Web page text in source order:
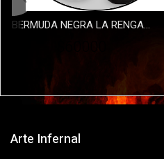
BERMUDA NEGRA LA RENGA DISCOS
Arte Infernal